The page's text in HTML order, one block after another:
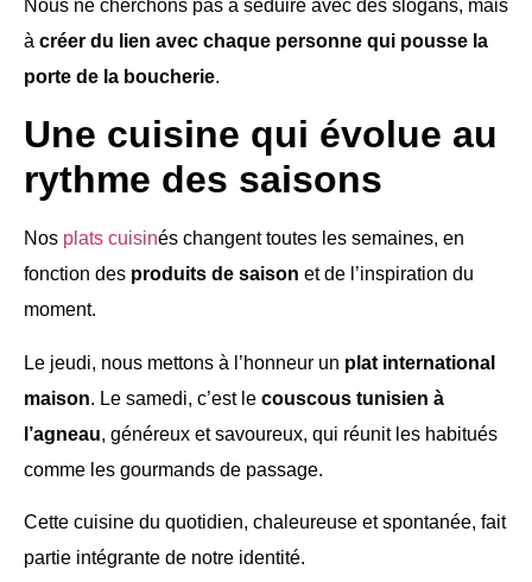
Nous ne cherchons pas à séduire avec des slogans, mais
à créer du lien avec chaque personne qui pousse la
porte de la boucherie.
Une cuisine qui évolue au
rythme des saisons
Nos plats cuisinés changent toutes les semaines, en
fonction des produits de saison et de l’inspiration du
moment.
Le jeudi, nous mettons à l’honneur un plat international
maison. Le samedi, c’est le couscous tunisien à
l’agneau, généreux et savoureux, qui réunit les habitués
comme les gourmands de passage.
Cette cuisine du quotidien, chaleureuse et spontanée, fait
partie intégrante de notre identité.